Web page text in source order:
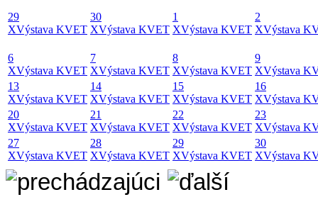
29
XVýstava KVET
30
XVýstava KVET
1
XVýstava KVET
2
XVýstava
6
XVýstava KVET
7
XVýstava KVET
8
XVýstava KVET
9
XVýstava
13
XVýstava KVET
14
XVýstava KVET
15
XVýstava KVET
16
XVýstava
20
XVýstava KVET
21
XVýstava KVET
22
XVýstava KVET
23
XVýstava
27
XVýstava KVET
28
XVýstava KVET
29
XVýstava KVET
30
XVýstava